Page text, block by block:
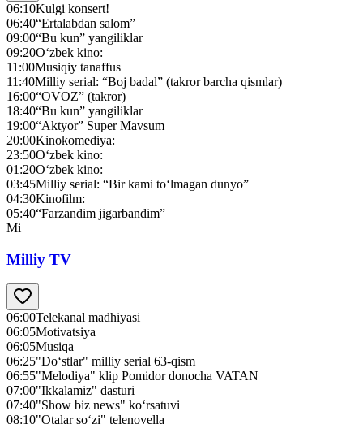
06:10Kulgi konsert!
06:40“Ertalabdan salom”
09:00“Bu kun” yangiliklar
09:20O‘zbek kino:
11:00Musiqiy tanaffus
11:40Milliy serial: “Boj badal” (takror barcha qismlar)
16:00“OVOZ” (takror)
18:40“Bu kun” yangiliklar
19:00“Aktyor” Super Mavsum
20:00Kinokomediya:
23:50O‘zbek kino:
01:20O‘zbek kino:
03:45Milliy serial: “Bir kami to‘lmagan dunyo”
04:30Kinofilm:
05:40“Farzandim jigarbandim”
Mi
Milliy TV
06:00Telekanal madhiyasi
06:05Motivatsiya
06:05Musiqa
06:25"Do‘stlar" milliy serial 63-qism
06:55"Melodiya" klip Pomidor donocha VATAN
07:00"Ikkalamiz" dasturi
07:40"Show biz news" ko‘rsatuvi
08:10"Otalar so‘zi" telenovella